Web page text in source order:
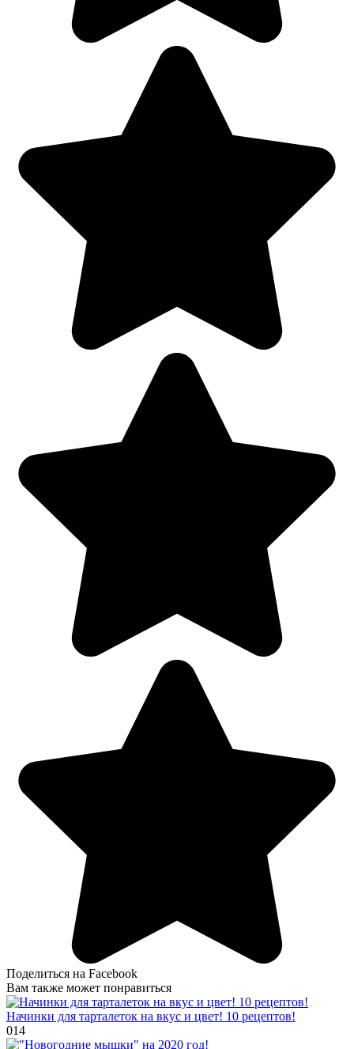
Поделиться на Facebook
Вам также может понравиться
Начинки для тарталеток на вкус и цвет! 10 рецептов!
014